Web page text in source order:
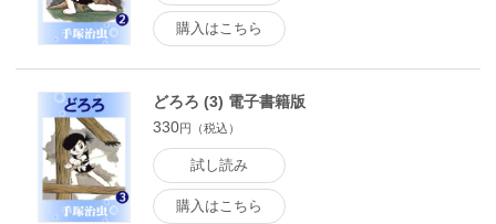
購入はこちら
どろろ (3) 電子書籍版
330円（税込）
試し読み
購入はこちら